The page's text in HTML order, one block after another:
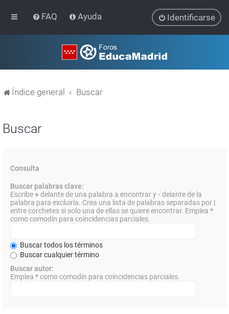
FAQ Ayuda Identificarse
Índice general Buscar
Buscar
Consulta
Buscar palabras clave:
Escribe+delante de una palabra a encontrar y- delante de la
palabra para excluirla. Crea una lista de palabras separadas por |
entre corchetes si solo una de ellas se quiere encontrar. Emplea *
como comodín para coincidencias parciales.
Buscar todos los términos
Buscar cualquier término
Buscar autor:
Emplea * como comodín para coincidencias parciales.